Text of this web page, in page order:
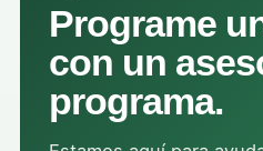
Programe
con un
programa.